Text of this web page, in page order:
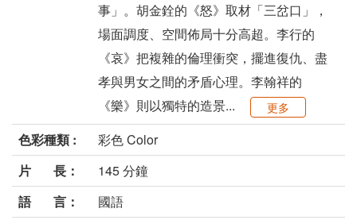
事」。胡金銓的《怒》取材「三岔口」，
場面調度、空間佈局十分高超。李行的
《哀》把複雜的倫理衝突，擺進復仇、盡
孝與男女之間的矛盾心理。李翰祥的
《樂》則以獨特的造景...
更多
色彩種類 :
彩色 Color
片 長：
145 分鐘
語 言：
國語